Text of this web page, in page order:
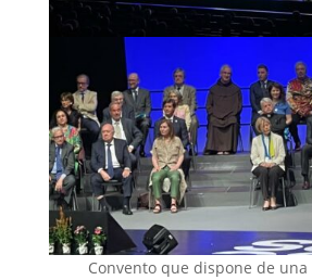
Convento que dispone de una